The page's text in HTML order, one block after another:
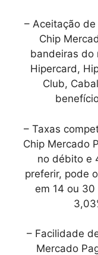
– Aceitação
Chip
bandeiras do
Hipercard,
Club,
– Taxas
Chip Mercado
no débito e
preferir, pode
em 14 ou
– Facilidade
Mercado